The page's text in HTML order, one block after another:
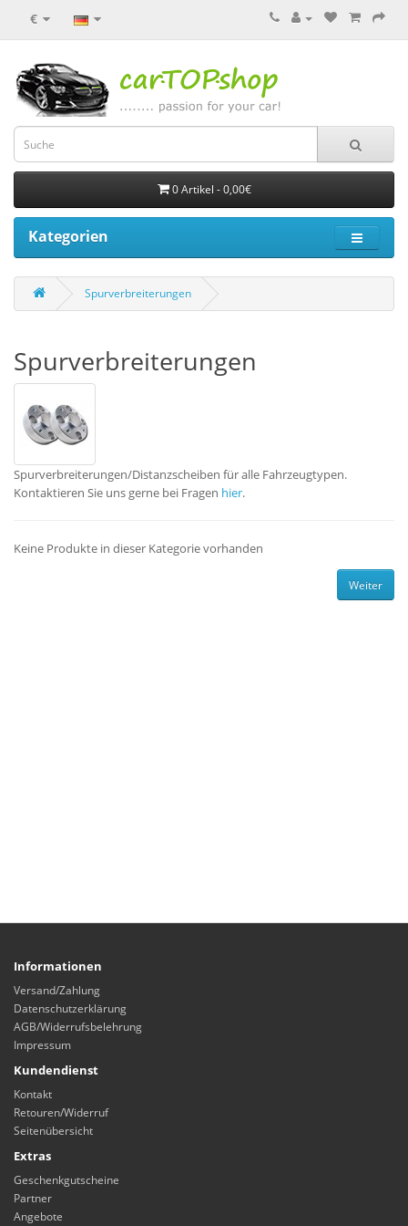
€
0 Artikel - 0,00€
Kategorien
Spurverbreiterungen
Spurverbreiterungen
Spurverbreiterungen/Distanzscheiben für alle Fahrzeugtypen.
Kontaktieren Sie uns gerne bei Fragen hier.
Keine Produkte in dieser Kategorie vorhanden
Weiter
Informationen
Versand/Zahlung
Datenschutzerklärung
AGB/Widerrufsbelehrung
Impressum
Kundendienst
Kontakt
Retouren/Widerruf
Seitenübersicht
Extras
Geschenkgutscheine
Partner
Angebote